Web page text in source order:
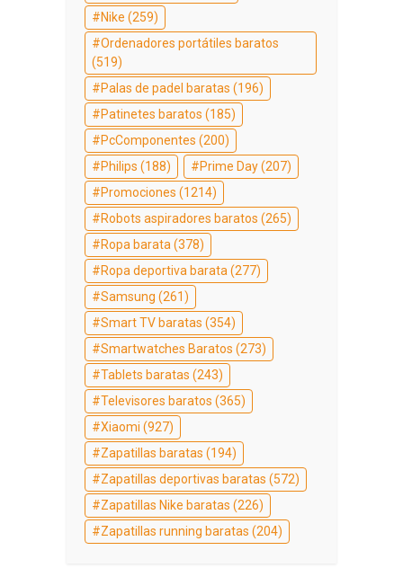
Nike (259)
Ordenadores portátiles baratos
(519)
Palas de padel baratas (196)
Patinetes baratos (185)
PcComponentes (200)
Philips (188) Prime Day(207)
Promociones (1214)
Robots aspiradores baratos (265)
Ropa barata(378)
Ropa deportiva barata(277)
Samsung (261)
Smart TV baratas (354)
Smartwatches Baratos (273)
Tablets baratas (243)
Televisores baratos (365)
Xiaomi (927)
Zapatillas baratas (194)
Zapatillas deportivas baratas (572)
Zapatillas Nike baratas (226)
Zapatillas running baratas (204)